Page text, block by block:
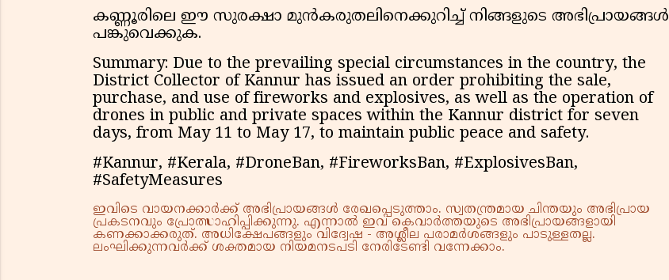
കണ്ണൂരിലെ ഈ സുരക്ഷാ മുൻകരുതലിനെക്കുറിച്ച് നിങ്ങളുടെ അഭിപ്രായങ്ങൾ
പങ്കുവെക്കുക.
Summary: Due to the prevailing special circumstances in the country, the
District Collector of Kannur has issued an order prohibiting the sale,
purchase, and use of fireworks and explosives, as well as the operation of
drones in public and private spaces within the Kannur district for seven
days, from May 11 to May 17, to maintain public peace and safety.
#Kannur, #Kerala, #DroneBan, #FireworksBan, #ExplosivesBan,
#SafetyMeasures
ഇവിടെ വായനക്കാർക്ക് അഭിപ്രായങ്ങൾ രേഖപ്പെടുത്താം. സ്വതന്ത്രമായ ചിന്തയും അഭിപ്രായ
പ്രകടനവും പ്രോത്സാഹിപ്പിക്കുന്നു. എന്നാൽ ഇവ കെവാർത്തയുടെ അഭിപ്രായങ്ങളായി
കണക്കാക്കരുത്. അധിക്ഷേപങ്ങളും വിദ്വേഷ - അശ്ലീല പരാമർശങ്ങളും പാടുള്ളതല്ല.
ലംഘിക്കുന്നവർക്ക് ശക്തമായ നിയമനടപടി നേരിടേണ്ടി വന്നേക്കാം.